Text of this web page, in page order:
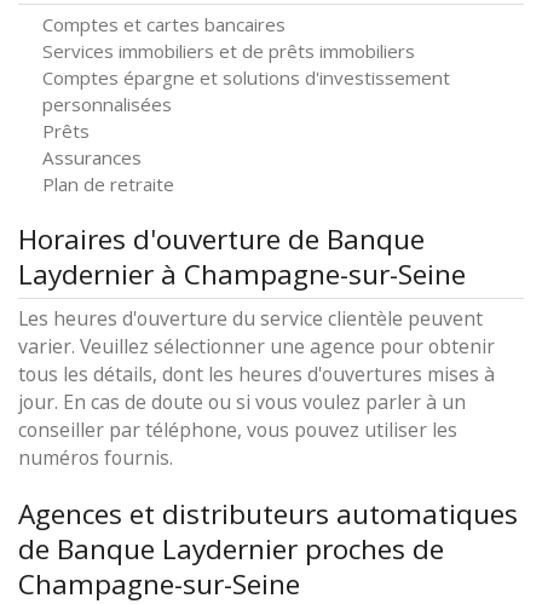
Comptes et cartes bancaires
Services immobiliers et de prêts immobiliers
Comptes épargne et solutions d'investissement
personnalisées
Prêts
Assurances
Plan de retraite
Horaires d'ouverture de Banque
Laydernier à Champagne-sur-Seine
Les heures d'ouverture du service clientèle peuvent
varier. Veuillez sélectionner une agence pour obtenir
tous les détails, dont les heures d'ouvertures mises à
jour. En cas de doute ou si vous voulez parler à un
conseiller par téléphone, vous pouvez utiliser les
numéros fournis.
Agences et distributeurs automatiques
de Banque Laydernier proches de
Champagne-sur-Seine